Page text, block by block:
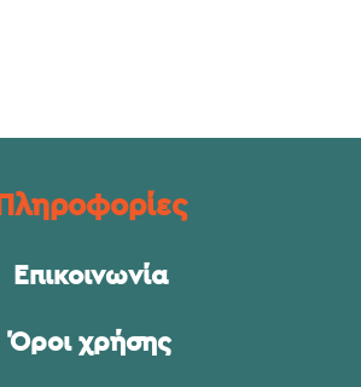
Πληροφορίες
Επικοινωνία
Όροι χρήσης